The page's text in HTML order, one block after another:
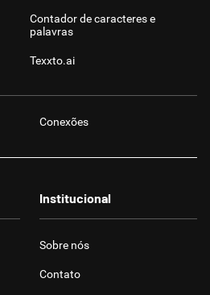
Contador de caracteres e
palavras
Texxto.ai
Conexões
Institucional
Sobre nós
Contato